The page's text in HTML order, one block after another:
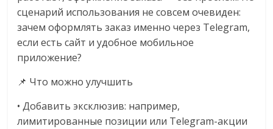
сценарий использования не совсем очевиден:
зачем оформлять заказ именно через Telegram,
если есть сайт и удобное мобильное
приложение?
📌 Что можно улучшить
• Добавить эксклюзив: например,
лимитированные позиции или Telegram-акции